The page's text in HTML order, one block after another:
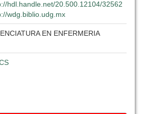
hdl.handle.net/20.500.12104/32562
wdg.biblio.udg.mx
EN ENFERMERIA